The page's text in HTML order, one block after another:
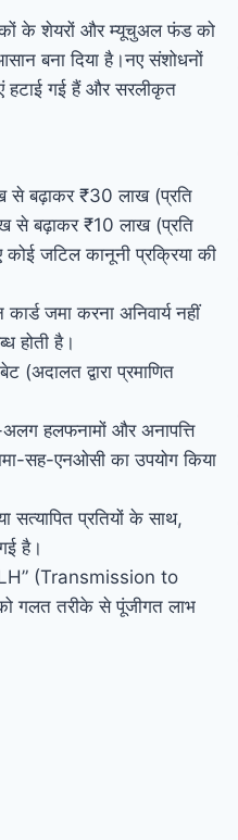
के शेयरों और म्यूचुअल फंड को
बना दिया है।नए संशोधनों
हटाई गई हैं और सरलीकृत
से बढ़ाकर ₹30 लाख (प्रति
से बढ़ाकर ₹10 लाख (प्रति
जटिल कानूनी प्रक्रिया की
जमा करना अनिवार्य नहीं
होती है।
(अदालत द्वारा प्रमाणित
हलफनामों और अनापत्ति
सह-एनओसी का उपयोग किया
सत्यापित प्रतियों के साथ,
है।
(Transmission to
गलत तरीके से पूंजीगत लाभ